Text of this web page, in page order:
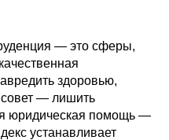
— это сферы,
здоровью,
— лишить
юридическая помощь —
устанавливает